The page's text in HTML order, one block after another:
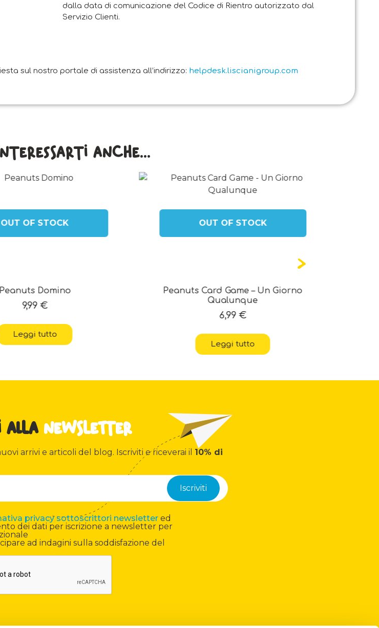
dalla data di comunicazione del Codice di Rientro autorizzato dal
Servizio Clienti.
sul nostro portale di assistenza all’indirizzo: helpdesk.liscianigroup.com
anche...
OUT OF STOCK
Peanuts Domino
9,99 €
Leggi tutto
OUT OF STOCK
Peanuts Card Game – Un Giorno
Qualunque
6,99€
Leggi tutto
alla newsletter
arrivi e articoli del blog. Iscriviti e riceverai il 10% di
privacy sottoscrittori newsletter ed
dei dati per iscrizione a newsletter per
ad indagini sulla soddisfazione del